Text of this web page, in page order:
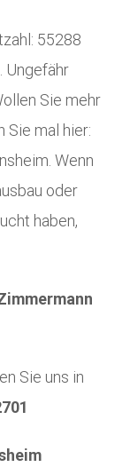
55288
Ungefähr
Sie mehr
Sie mal hier:
Wenn
oder
haben,
Sie uns in